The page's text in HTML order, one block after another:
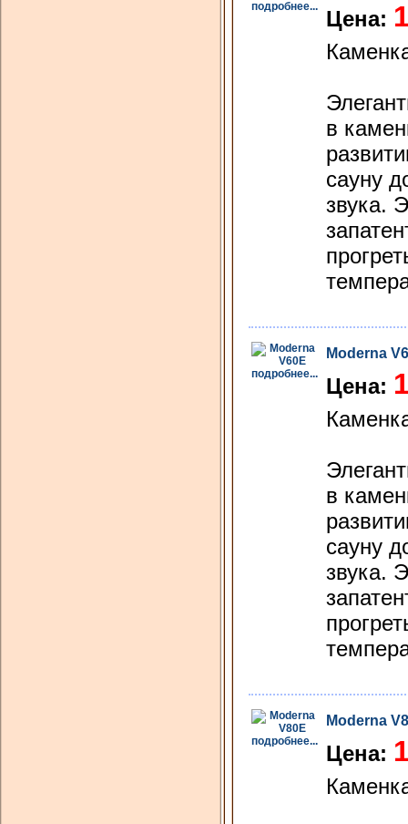
подробнее... Цена:
в
сауну
звука.
подробнее...
Moderna
Цена:
в
сауну
звука.
подробнее...
Moderna
Цена: